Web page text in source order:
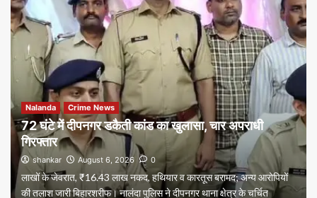
Nalanda Crime News
72 घंटे में दीपनगर डकैती कांड का खुलासा, चार अपराधी
गिरफ्तार
shankar August 6, 2026 0
लाखों के जेवरात, ₹16.43 लाख नकद, हथियार व कारतूस बरामद; अन्य आरोपियों
की तलाश जारी बिहारशरीफ। नालंदा पुलिस ने दीपनगर थाना क्षेत्र के चर्चित